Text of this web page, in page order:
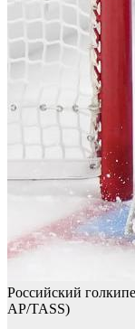
Российский
AP/TASS)